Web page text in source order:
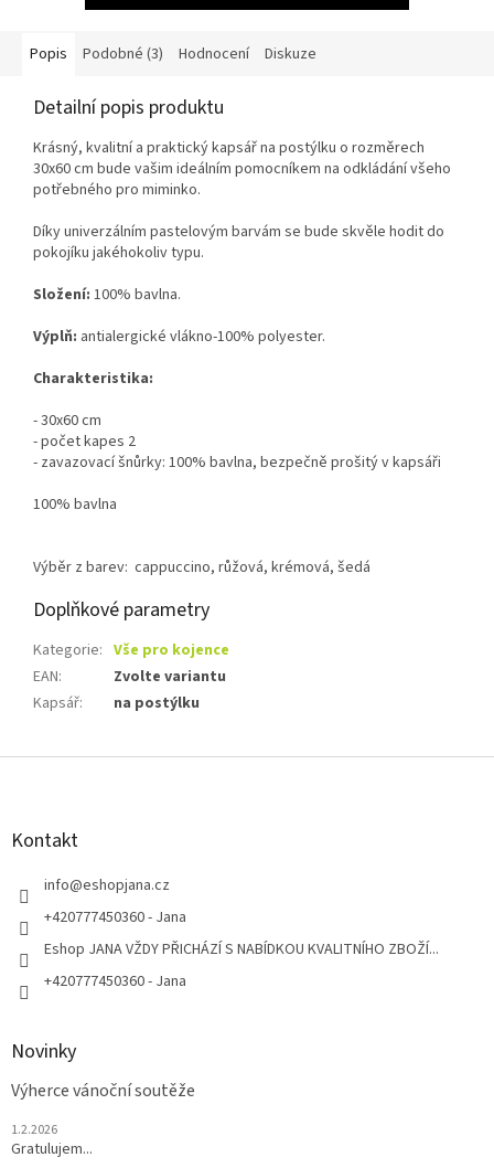
Popis Podobné (3) Hodnocení Diskuze
Detailní popis produktu
Krásný, kvalitní a praktický kapsář na postýlku o rozměrech
30x60 cm bude vašim ideálním pomocníkem na odkládání všeho
potřebného pro miminko.
Díky univerzálním pastelovým barvám se bude skvěle hodit do
pokojíku jakéhokoliv typu.
Složení: 100% bavlna.
Výplň: antialergické vlákno-100% polyester.
Charakteristika:
- 30x60 cm
- počet kapes 2
- zavazovací šnůrky: 100% bavlna, bezpečně prošitý v kapsáři
100% bavlna
Výběr z barev: cappuccino, růžová, krémová, šedá
Doplňkové parametry
Kategorie: Vše pro kojence
EAN:
Zvolte variantu
Kapsář: na postýlku
Z
Kontakt
info@eshopjana.cz
+420777450360 - Jana
Eshop JANA VŽDY PŘICHÁZÍ S NABÍDKOU KVALITNÍHO ZBOŽÍ...
+420777450360 - Jana
Novinky
Výherce vánoční soutěže
1.2.2026
Gratulujem...